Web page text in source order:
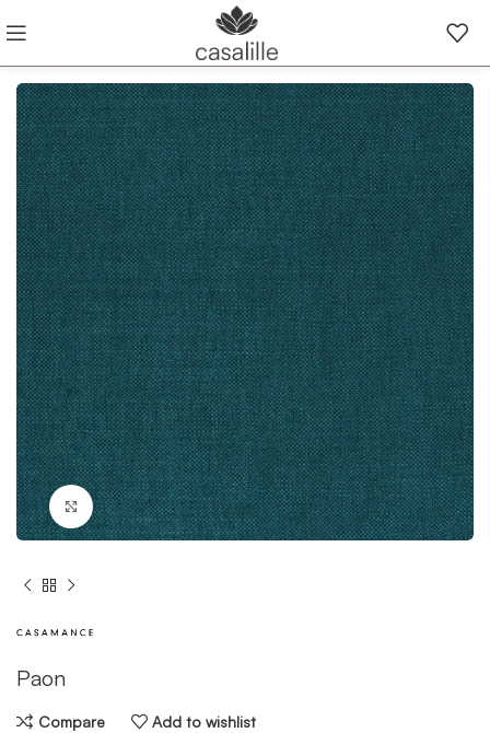
Click to enlarge
Paon
Compare Add to wishlist